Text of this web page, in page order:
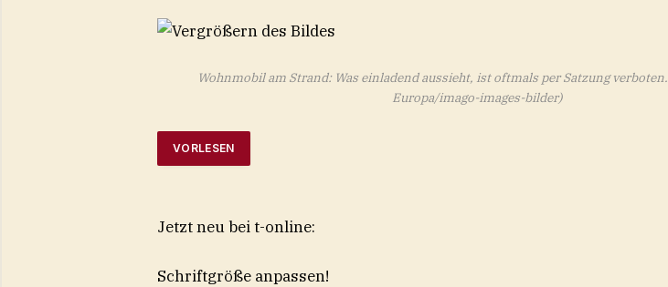
Wohnmobil am Strand: Was einladend aussieht, ist oftmals per Satzung verboten.
Europa/imago-images-bilder)
VORLESEN
Jetzt neu bei t-online:
Schriftgröße anpassen!